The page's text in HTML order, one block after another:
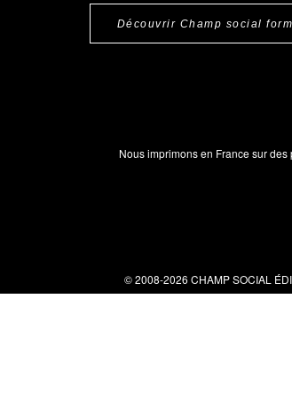
Découvrir Champ social
Nous imprimons en France sur des
© 2008-2026 CHAMP SOCIAL